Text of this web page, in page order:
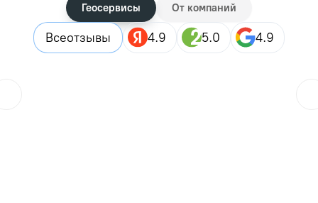
Геосервисы От компаний
Всеотзывы 4.9 5.0 4.9